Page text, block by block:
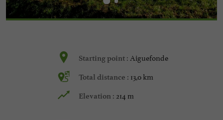
Starting point : Aiguefonde
Total distance : 13,0 km
Elevation : 214 m